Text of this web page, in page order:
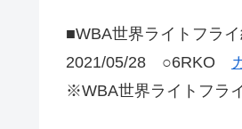
■WBA世界ライトフラ
2021/05/28 ○6RKO
※WBA世界ライトフラ